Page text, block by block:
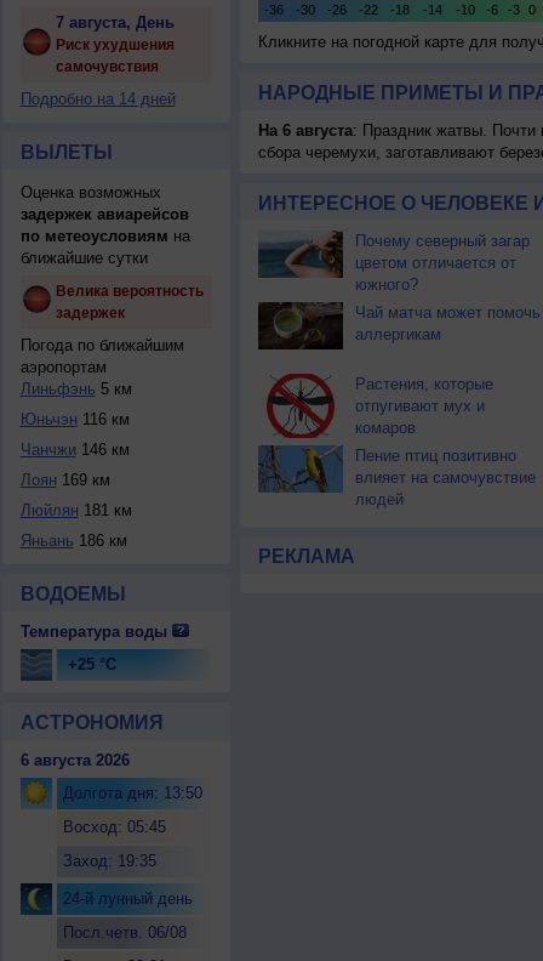
7 августа, День
Риск ухудшения
самочувствия
Подробно на 14 дней
ВЫЛЕТЫ
Оценка возможных
задержек авиарейсов
по метеоусловиям на
ближайшие сутки
Велика вероятность
задержек
Погода по ближайшим
аэропортам
Линьфэнь 5 км
Юньчэн 116 км
Чанчжи 146 км
Лоян 169 км
Люйлян 181 км
Яньань 186 км
ВОДОЕМЫ
Температура воды
+25 °C
АСТРОНОМИЯ
6 августа 2026
Долгота дня: 13:50
Восход: 05:45
Заход: 19:35
24-й лунный день
Посл.четв. 06/08
Кликните на погодной карте для
НАРОДНЫЕ ПРИМЕТЫ И
На 6 августа: Праздник жатвы. Почти
сбора черемухи, заготавливают
ИНТЕРЕСНОЕ О ЧЕЛОВЕКЕ
Почему северный загар
цветом отличается от
южного?
Чай матча может помочь
аллергикам
Растения, которые
отпугивают мух и
комаров
Пение птиц позитивно
влияет на самочувствие
людей
РЕКЛАМА